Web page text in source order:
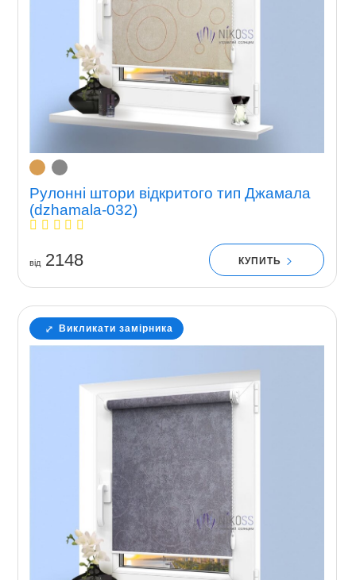
Рулонні штори відкритого тип Джамала
(dzhamala-032)
вiд2148 КУПИТЬ
Викликати замірника